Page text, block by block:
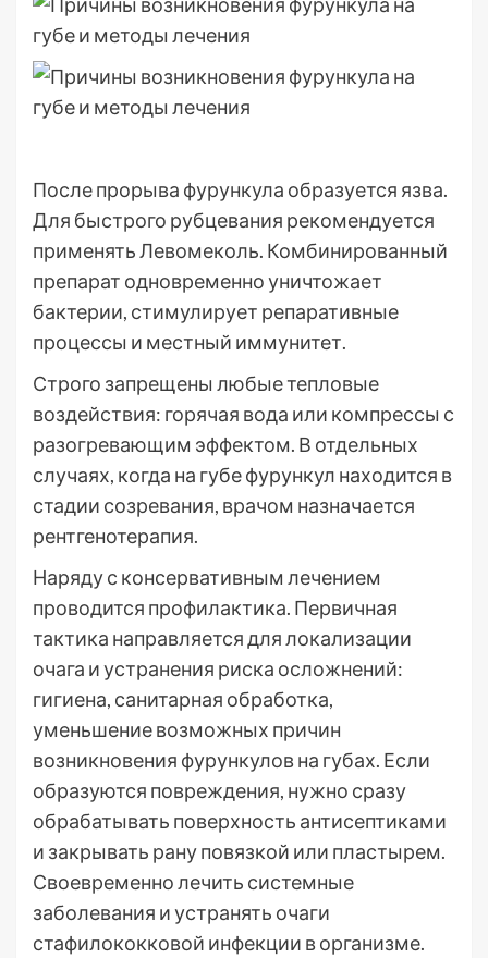
После прорыва фурункула образуется язва.
Для быстрого рубцевания рекомендуется
применять Левомеколь. Комбинированный
препарат одновременно уничтожает
бактерии, стимулирует репаративные
процессы и местный иммунитет.
Строго запрещены любые тепловые
воздействия: горячая вода или компрессы с
разогревающим эффектом. В отдельных
случаях, когда на губе фурункул находится в
стадии созревания, врачом назначается
рентгенотерапия.
Наряду с консервативным лечением
проводится профилактика. Первичная
тактика направляется для локализации
очага и устранения риска осложнений:
гигиена, санитарная обработка,
уменьшение возможных причин
возникновения фурункулов на губах. Если
образуются повреждения, нужно сразу
обрабатывать поверхность антисептиками
и закрывать рану повязкой или пластырем.
Своевременно лечить системные
заболевания и устранять очаги
стафилококковой инфекции в организме.